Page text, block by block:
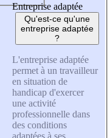
Entreprise adaptée
Qu'est-ce qu'une
entreprise adaptée
?
L'entreprise adaptée
permet à un travailleur
en situation de
handicap d'exercer
une activité
professionnelle dans
des conditions
adaptées à ses